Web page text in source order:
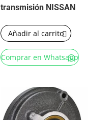
transmisión NISSAN
Añadir al carrito
Comprar en Whatsapp